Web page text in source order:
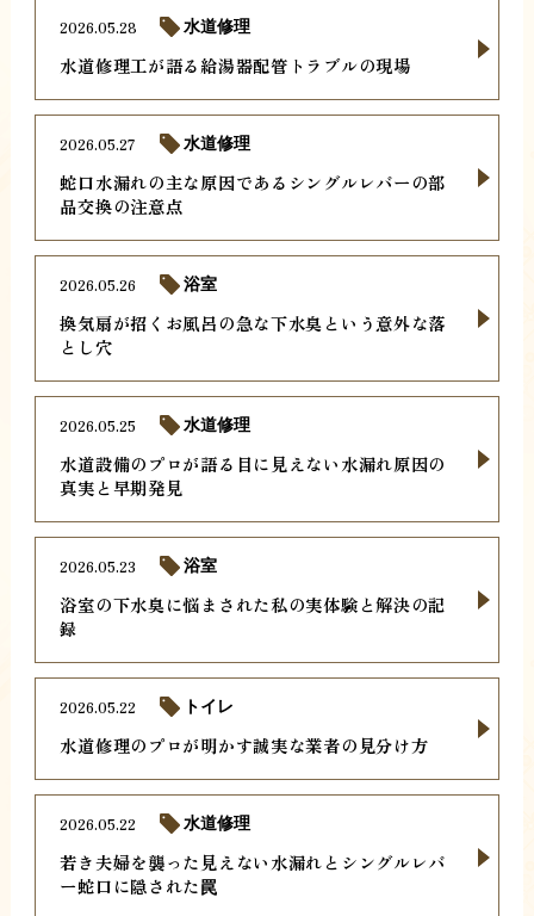
水道修理工が語る給湯器配管トラブルの現場
2026.05.28 水道修理
蛇口水漏れの主な原因であるシングルレバーの部
品交換の注意点
2026.05.27 水道修理
換気扇が招くお風呂の急な下水臭という意外な落
とし穴
2026.05.26 浴室
水道設備のプロが語る目に見えない水漏れ原因の
真実と早期発見
2026.05.25 水道修理
浴室の下水臭に悩まされた私の実体験と解決の記
録
2026.05.23 浴室
水道修理のプロが明かす誠実な業者の見分け方
2026.05.22 トイレ
若き夫婦を襲った見えない水漏れとシングルレバ
ー蛇口に隠された罠
2026.05.22 水道修理